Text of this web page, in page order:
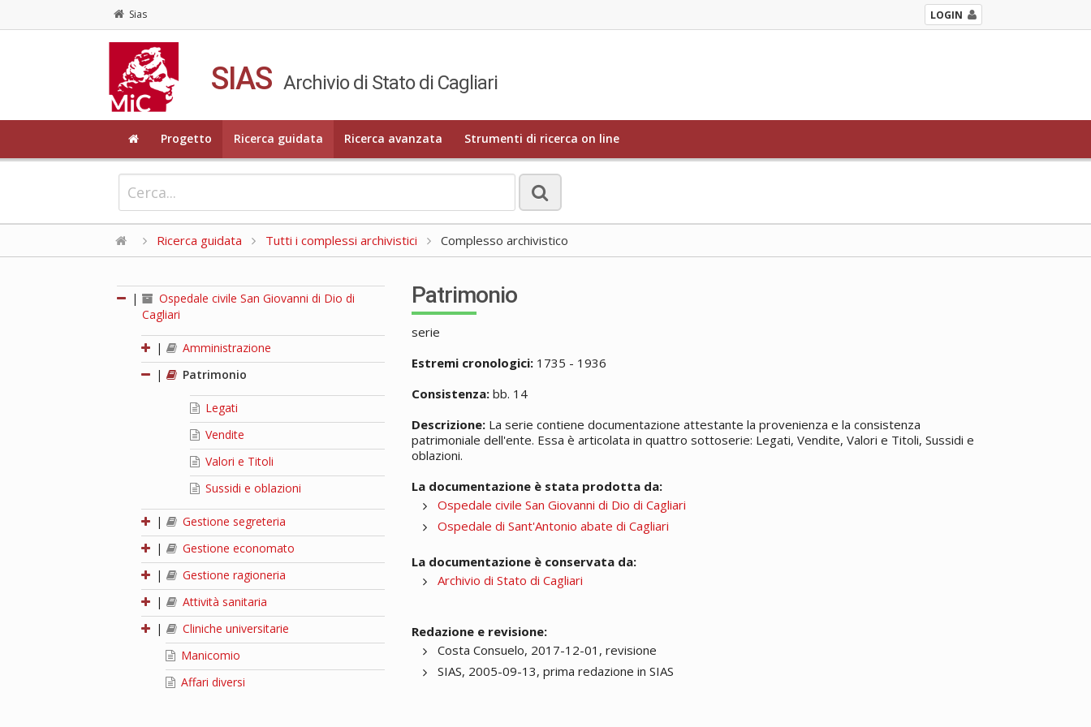
Sias LOGIN
SIAS Archivio di Stato di Cagliari
Progetto Ricerca guidata Ricerca avanzata Strumenti di ricerca on line
Ricerca guidata Tutti i complessi archivistici Complesso archivistico
|
Ospedale civile San Giovanni di Dio di
Cagliari
|
Amministrazione
|
Patrimonio
Legati
Vendite
Valori e Titoli
Sussidi e oblazioni
|
Gestione segreteria
|
Gestione economato
|
Gestione ragioneria
|
Attività sanitaria
|
Cliniche universitarie
Manicomio
Affari diversi
Patrimonio
serie
Estremi cronologici: 1735 - 1936
Consistenza: bb. 14
Descrizione: La serie contiene documentazione attestante la provenienza e la consistenza
patrimoniale dell'ente. Essa è articolata in quattro sottoserie: Legati, Vendite, Valori e Titoli, Sussidi e
oblazioni.
La documentazione è stata prodotta da:
Ospedale civile San Giovanni di Dio di Cagliari
Ospedale di Sant'Antonio abate di Cagliari
La documentazione è conservata da:
Archivio di Stato di Cagliari
Redazione e revisione:
Costa Consuelo, 2017-12-01, revisione
SIAS, 2005-09-13, prima redazione in SIAS